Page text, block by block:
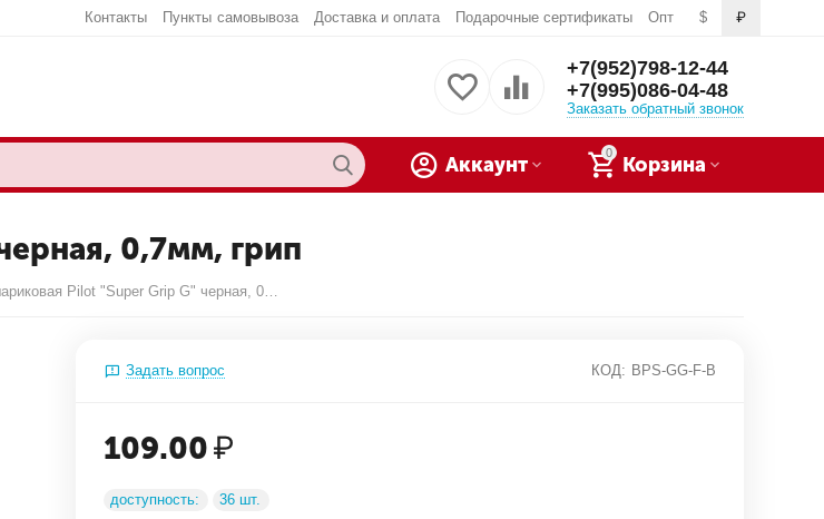
$ ₽
Контакты Пункты самовывоза Доставка и оплата Подарочные сертификаты Опт
+7(952)798-12-44
+7(995)086-04-48
Заказать обратный звонок
0
Корзина
Аккаунт
0,7мм, грип
Ручка шариковая Pilot "Super Grip G" черная, 0,7мм, грип
Задать вопрос КОД: BPS-GG-F-B
109.00₽
доступность: 36 шт.